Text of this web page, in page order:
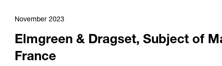
November 2023
Elmgreen & Dragset, Subject of
France